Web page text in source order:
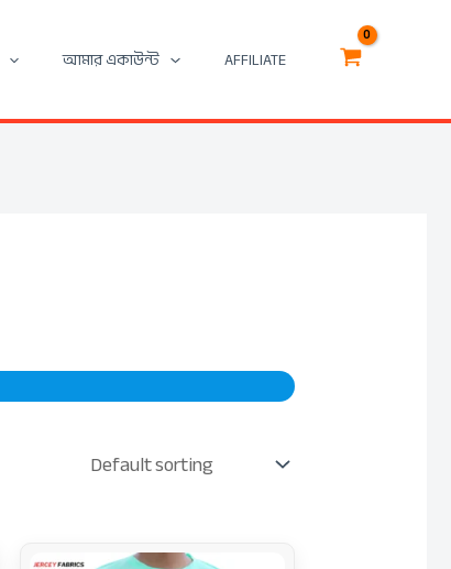
আমার একাউন্ট AFFILIATE